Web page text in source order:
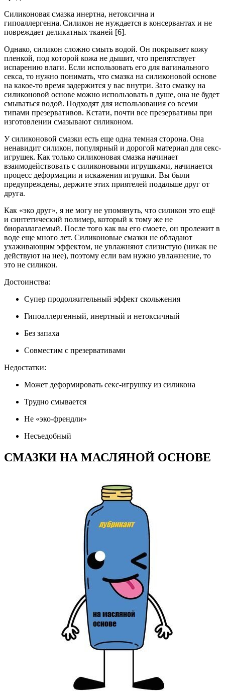
Силиконовая смазка инертна, нетоксична и
гипоаллергенна. Силикон не нуждается в консервантах и не
повреждает деликатных тканей [6].
Однако, силикон сложно смыть водой. Он покрывает кожу
пленкой, под которой кожа не дышит, что препятствует
испарению влаги. Если использовать его для вагинального
секса, то нужно понимать, что смазка на силиконовой основе
на какое-то время задержится у вас внутри. Зато смазку на
силиконовой основе можно использовать в душе, она не будет
смываться водой. Подходят для использования со всеми
типами презервативов. Кстати, почти все презервативы при
изготовлении смазывают силиконом.
У силиконовой смазки есть еще одна темная сторона. Она
ненавидит силикон, популярный и дорогой материал для секс-
игрушек. Как только силиконовая смазка начинает
взаимодействовать с силиконовыми игрушками, начинается
процесс деформации и искажения игрушки. Вы были
предупреждены, держите этих приятелей подальше друг от
друга.
Как «эко друг», я не могу не упомянуть, что силикон это ещё
и синтетический полимер, который к тому же не
биоразлагаемый. После того как вы его смоете, он пролежит в
воде еще много лет. Силиконовые смазки не обладают
ухаживающим эффектом, не увлажняют слизистую (никак не
действуют на нее), поэтому если вам нужно увлажнение, то
это не силикон.
Достоинства:
Супер продолжительный эффект скольжения
Гипоаллергенный, инертный и нетоксичный
Без запаха
Совместим с презервативами
Недостатки:
Может деформировать секс-игрушку из силикона
Трудно смывается
Не «эко-френдли»
Несъедобный
СМАЗКИ НА МАСЛЯНОЙ ОСНОВЕ